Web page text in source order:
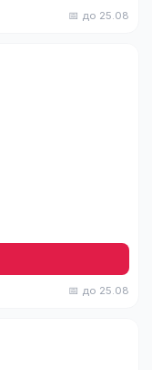
📅 до 25.08
📅 до 25.08